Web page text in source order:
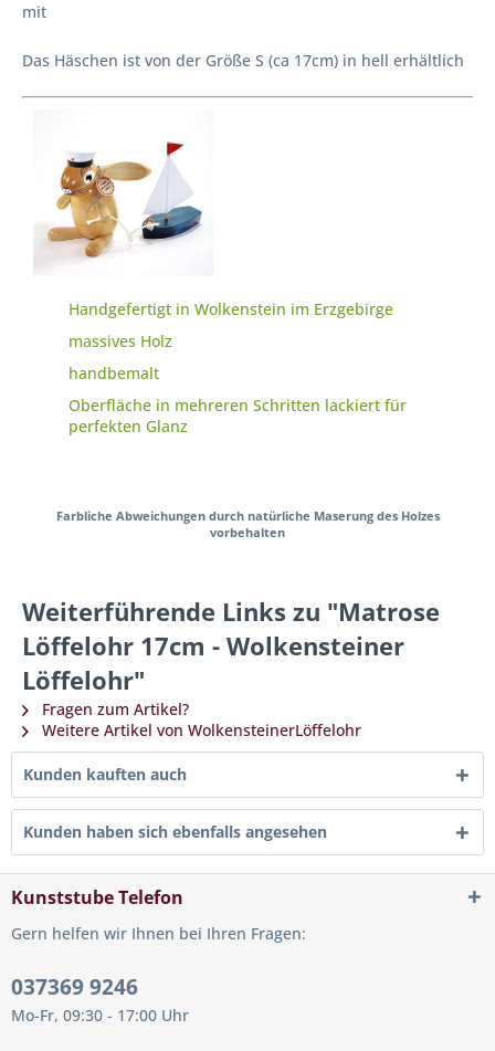
mit
Das Häschen ist von der Größe S (ca 17cm) in hell erhältlich
Handgefertigt in Wolkenstein im Erzgebirge
massives Holz
handbemalt
Oberfläche in mehreren Schritten lackiert für
perfekten Glanz
Farbliche Abweichungen durch natürliche Maserung des Holzes
vorbehalten
Weiterführende Links zu "Matrose
Löffelohr 17cm - Wolkensteiner
Löffelohr"
Fragen zum Artikel?
Weitere Artikel von WolkensteinerLöffelohr
Kunden kauften auch
Kunden haben sich ebenfalls angesehen
Kunststube Telefon
Gern helfen wir Ihnen bei Ihren Fragen:
037369 9246
Mo-Fr, 09:30 - 17:00 Uhr